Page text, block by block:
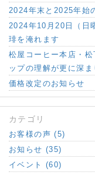
2024年末と2025年始
2024年10月20日（日
琲を淹れます
松屋コーヒー本店・
ップの理解が更に深ま
価格改定のお知らせ
カテゴリ
お客様の声 (5)
お知らせ (35)
イベント (60)